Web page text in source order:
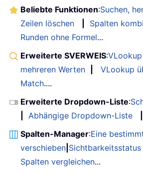
Beliebte Funktionen:Suchen,
Zeilen löschen
Spalten
Runden ohne Formel...
Erweiterte SVERWEIS:
mehreren Werten
VLookup
Match....
Erweiterte Dropdown-Liste:
Abhängige Dropdown-Liste
Spalten-Manager:Eine
verschieben
Spalten vergleichen...